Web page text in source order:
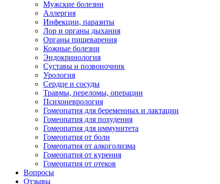
Мужские болезни
Аллергия
Инфекции, паразиты
Лор и органы дыхания
Органы пищеварения
Кожные болезни
Эндокринология
Суставы и позвоночник
Урология
Сердце и сосуды
Травмы, переломы, операции
Психоневрология
Гомеопатия для беременных и лактации
Гомеопатия для похудения
Гомеопатия для иммунитета
Гомеопатия от боли
Гомеопатия от алкоголизма
Гомеопатия от курения
Гомеопатия от отеков
Вопросы
Отзывы